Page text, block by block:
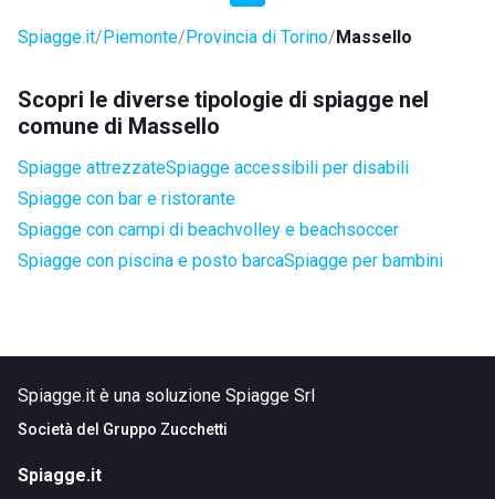
Spiagge.it Piemonte Provincia di Torino Massello
Scopri le diverse tipologie di spiagge nel
comune di Massello
Spiagge attrezzateSpiagge accessibili per disabili
Spiagge con bar e ristorante
Spiagge con campi di beachvolley e beachsoccer
Spiagge con piscina e posto barcaSpiagge per bambini
Spiagge.it è una soluzione Spiagge Srl
Società del Gruppo Zucchetti
Spiagge.it